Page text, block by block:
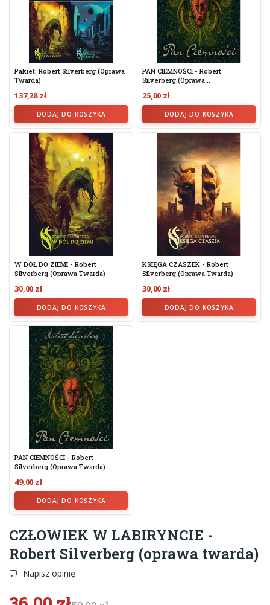
Pakiet: Robert Silverberg (oprawa
Twarda)
137,28 zł
DODAJ DO KOSZYKA
PAN CIEMNOŚCI - Robert
Silverberg (oprawa...
25,00 zł
DODAJ DO KOSZYKA
W DÓŁ DO ZIEMI - Robert
Silverberg (oprawa Twarda)
30,00 zł
DODAJ DO KOSZYKA
KSIĘGA CZASZEK - Robert
Silverberg (oprawa Twarda)
30,00 zł
DODAJ DO KOSZYKA
PAN CIEMNOŚCI - Robert
Silverberg (oprawa Twarda)
49,00 zł
DODAJ DO KOSZYKA
CZŁOWIEK W LABIRYNCIE -
Robert Silverberg (oprawa twarda)
Napisz opinię